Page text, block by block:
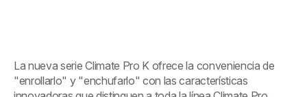
La nueva serie Climate Pro K ofrece la conveniencia de
"enrollarlo" y "enchufarlo" con las características